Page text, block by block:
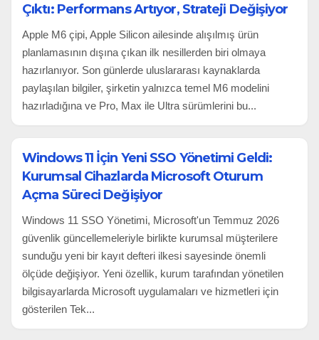
Çıktı: Performans Artıyor, Strateji Değişiyor
Apple M6 çipi, Apple Silicon ailesinde alışılmış ürün
planlamasının dışına çıkan ilk nesillerden biri olmaya
hazırlanıyor. Son günlerde uluslararası kaynaklarda
paylaşılan bilgiler, şirketin yalnızca temel M6 modelini
hazırladığına ve Pro, Max ile Ultra sürümlerini bu...
Windows 11 İçin Yeni SSO Yönetimi Geldi:
Kurumsal Cihazlarda Microsoft Oturum
Açma Süreci Değişiyor
Windows 11 SSO Yönetimi, Microsoft'un Temmuz 2026
güvenlik güncellemeleriyle birlikte kurumsal müşterilere
sunduğu yeni bir kayıt defteri ilkesi sayesinde önemli
ölçüde değişiyor. Yeni özellik, kurum tarafından yönetilen
bilgisayarlarda Microsoft uygulamaları ve hizmetleri için
gösterilen Tek...